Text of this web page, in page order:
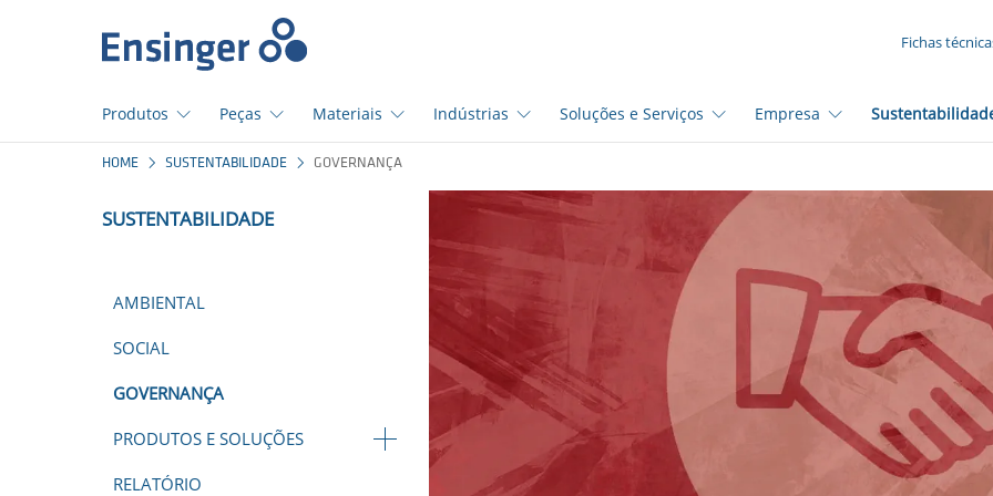
Fichas
Produtos Peças Materiais Indústrias Soluções e Serviços Empresa
HOME SUSTENTABILIDADE GOVERNANÇA
SUSTENTABILIDADE
AMBIENTAL
SOCIAL
GOVERNANÇA
PRODUTOS E SOLUÇÕES
RELATÓRIO